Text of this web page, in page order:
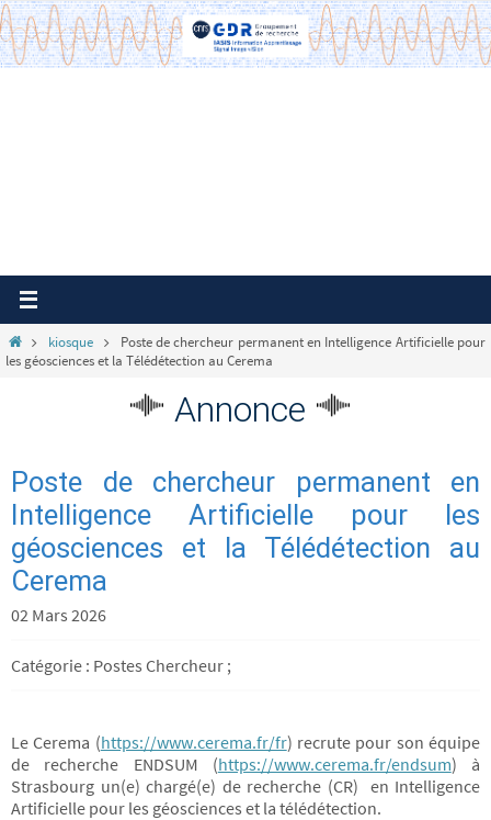
Passer
vers
le
Homekiosque
Poste de chercheur permanent en Intelligence Artificielle pour
les géosciences et la Télédétection au Cerema
Annonce
Poste de chercheur permanent en
Intelligence Artificielle pour les
géosciences et la Télédétection au
Cerema
02 Mars 2026
Catégorie : Postes Chercheur ;
Le Cerema (https://www.cerema.fr/fr) recrute pour son équipe
de recherche ENDSUM (https://www.cerema.fr/endsum) à
Strasbourg un(e) chargé(e) de recherche (CR) en Intelligence
Artificielle pour les géosciences et la télédétection.